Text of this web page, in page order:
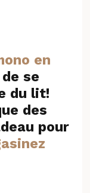
en
se
du lit!
des
pour